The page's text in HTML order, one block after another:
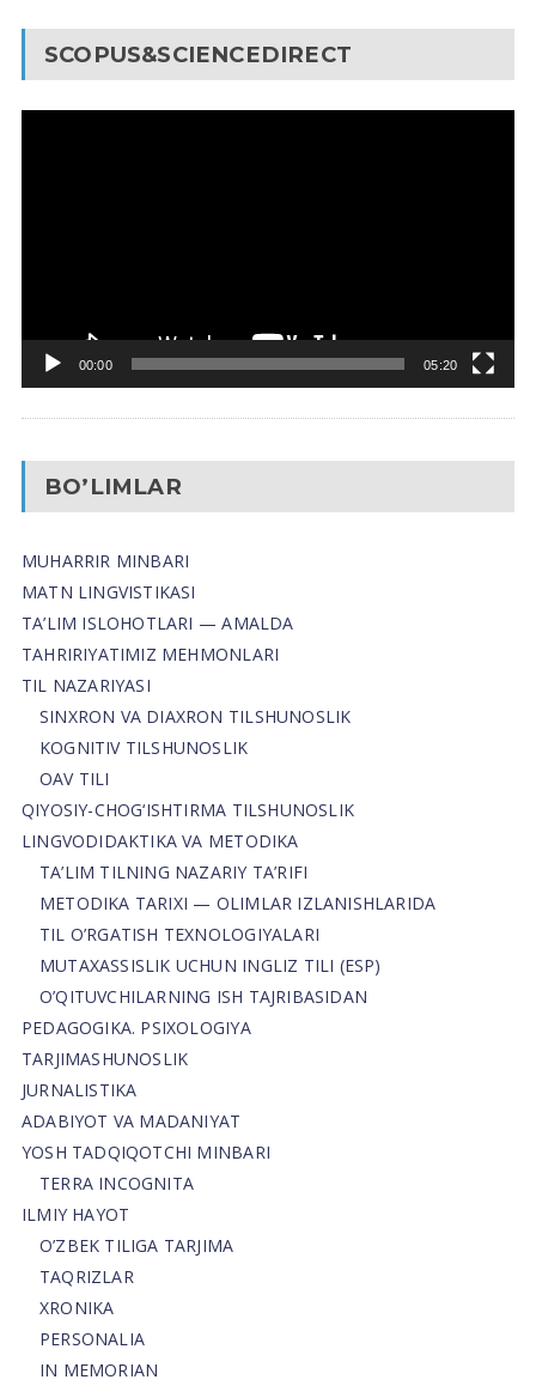
SCOPUS&SCIENCEDIRECT
00:00 05:20
BO’LIMLAR
MUHARRIR MINBARI
MATN LINGVISTIKASI
TA’LIM ISLOHOTLARI — AMALDA
TAHRIRIYATIMIZ MEHMONLARI
TIL NAZARIYASI
SINXRON VA DIAXRON TILSHUNOSLIK
KOGNITIV TILSHUNOSLIK
OAV TILI
QIYOSIY-CHOG‘ISHTIRMA TILSHUNOSLIK
LINGVODIDAKTIKA VA METODIKA
TA’LIM TILNING NAZARIY TA’RIFI
METODIKA TARIXI — OLIMLAR IZLANISHLARIDA
TIL O’RGATISH TEXNOLOGIYALARI
MUTAXASSISLIK UCHUN INGLIZ TILI (ESP)
O’QITUVCHILARNING ISH TAJRIBASIDAN
PEDAGOGIKA. PSIXOLOGIYA
TARJIMASHUNOSLIK
JURNALISTIKA
ADABIYOT VA MADANIYAT
YOSH TADQIQOTCHI MINBARI
TERRA INCOGNITA
ILMIY HAYOT
O’ZBEK TILIGA TARJIMA
TAQRIZLAR
XRONIKA
PERSONALIA
IN MEMORIAN